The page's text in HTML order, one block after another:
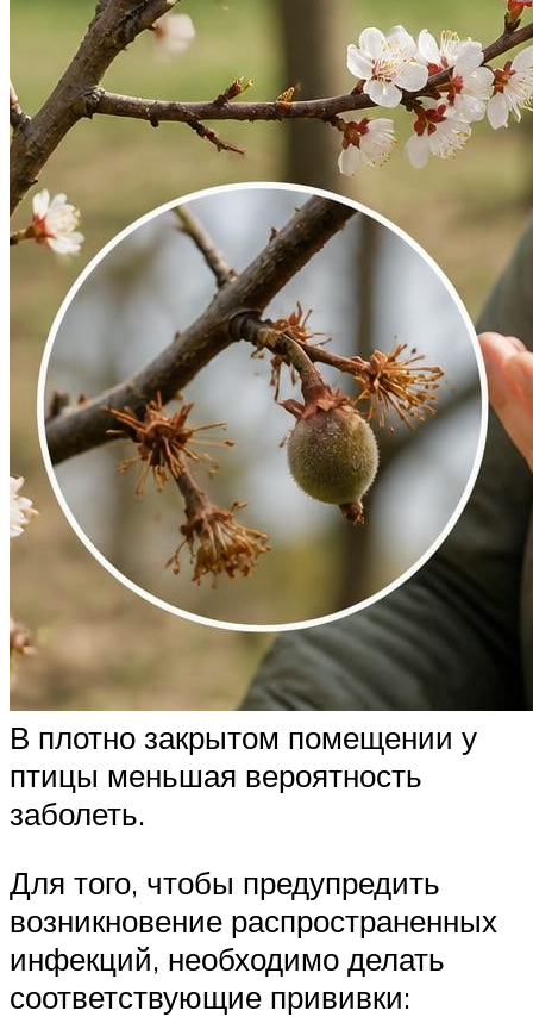
В плотно закрытом помещении у
птицы меньшая вероятность
заболеть.
Для того, чтобы предупредить
возникновение распространенных
инфекций, необходимо делать
соответствующие прививки: